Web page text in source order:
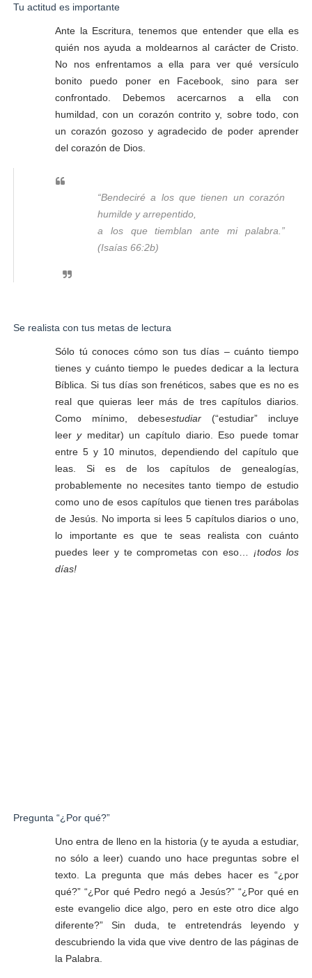
Tu actitud es importante
Ante la Escritura, tenemos que entender que ella es
quién nos ayuda a moldearnos al carácter de Cristo.
No nos enfrentamos a ella para ver qué versículo
bonito puedo poner en Facebook, sino para ser
confrontado. Debemos acercarnos a ella con
humildad, con un corazón contrito y, sobre todo, con
un corazón gozoso y agradecido de poder aprender
del corazón de Dios.
“Bendeciré a los que tienen un corazón
humilde y arrepentido,
a los que tiemblan ante mi palabra.”
(Isaías 66:2b)
Se realista con tus metas de lectura
Sólo tú conoces cómo son tus días – cuánto tiempo
tienes y cuánto tiempo le puedes dedicar a la lectura
Bíblica. Si tus días son frenéticos, sabes que es no es
real que quieras leer más de tres capítulos diarios.
Como mínimo, debesestudiar(“estudiar” incluye
leerymeditar) un capítulo diario. Eso puede tomar
entre 5 y 10 minutos, dependiendo del capítulo que
leas. Si es de los capítulos de genealogías,
probablemente no necesites tanto tiempo de estudio
como uno de esos capítulos que tienen tres parábolas
de Jesús. No importa si lees 5 capítulos diarios o uno,
lo importante es que te seas realista con cuánto
puedes leer y te comprometas con eso… ¡todos los
días!
Pregunta “¿Por qué?”
Uno entra de lleno en la historia (y te ayuda a estudiar,
no sólo a leer) cuando uno hace preguntas sobre el
texto. La pregunta que más debes hacer es “¿por
qué?” “¿Por qué Pedro negó a Jesús?” “¿Por qué en
este evangelio dice algo, pero en este otro dice algo
diferente?” Sin duda, te entretendrás leyendo y
descubriendo la vida que vive dentro de las páginas de
la Palabra.